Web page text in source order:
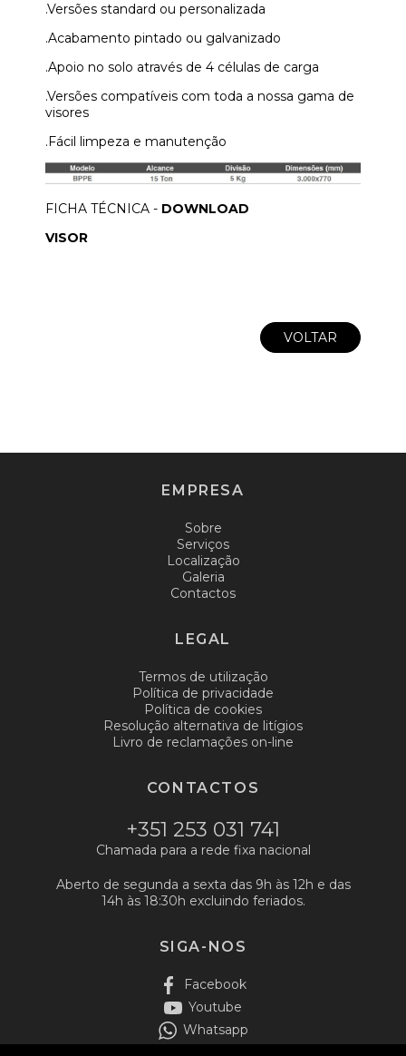
.Versões standard ou personalizada
.Acabamento pintado ou galvanizado
.Apoio no solo através de 4 células de carga
.Versões compatíveis com toda a nossa gama de
visores
.Fácil limpeza e manutenção
FICHA TÉCNICA - DOWNLOAD
VISOR
VOLTAR
EMPRESA
Sobre
Serviços
Localização
Galeria
Contactos
LEGAL
Termos de utilização
Política de privacidade
Política de cookies
Resolução alternativa de litígios
Livro de reclamações on-line
CONTACTOS
+351 253 031 741
Chamada para a rede fixa nacional
Aberto de segunda a sexta das 9h às 12h e das
14h às 18:30h excluindo feriados.
SIGA-NOS
Facebook
Youtube
Whatsapp